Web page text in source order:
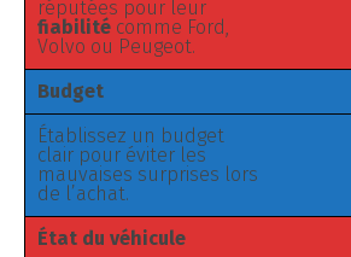
réputées pour leur
fiabilité comme Ford,
Volvo ou Peugeot.
Budget
Établissez un budget
clair pour éviter les
mauvaises surprises lors
de l’achat.
État du véhicule